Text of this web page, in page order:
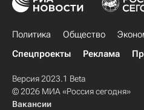
Политика Общество
Спецпроекты
Реклама
Версия 2023.1 Beta
© 2026 МИА «Россия сегодня»
Вакансии